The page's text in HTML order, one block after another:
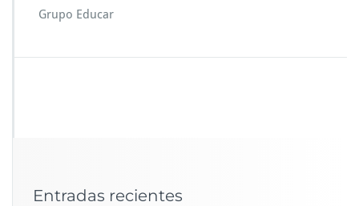
c
Grupo Educar
Entradas recientes